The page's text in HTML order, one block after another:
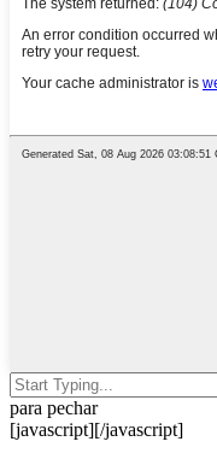
para pechar
[javascript][/javascript]